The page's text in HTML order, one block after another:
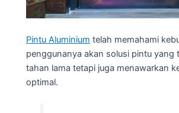
Pintu Aluminium telah memahami
penggunanya akan solusi pintu yang
tahan lama tetapi juga menawarkan
optimal.